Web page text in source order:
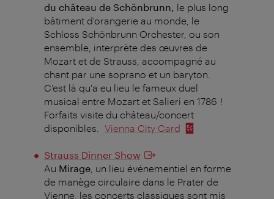
du château de Schönbrunn, le plus long
bâtiment d'orangerie au monde, le
Schloss Schönbrunn Orchester, ou son
ensemble, interprète des œuvres de
Mozart et de Strauss, accompagné au
chant par une soprano et un baryton.
C'est là qu'a eu lieu le fameux duel
musical entre Mozart et Salieri en 1786 !
Forfaits visite du château/concert
disponibles.
Vienna City Card
Strauss Dinner Show
Au Mirage, un lieu événementiel en forme
de manège circulaire dans le Prater de
Vienne, les concerts classiques sont mis